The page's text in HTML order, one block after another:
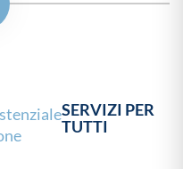
SERVIZI PER
TUTTI